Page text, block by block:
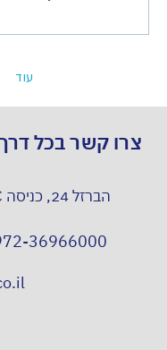
עוד
צרו קשר בכל
הברזל 24, כניסה C, תל אביב
36966000